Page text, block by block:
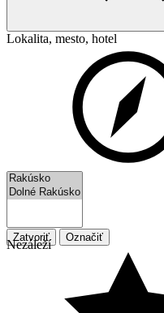
Lokalita, mesto, hotel
Zatvoriť Označiť
Nezáleží